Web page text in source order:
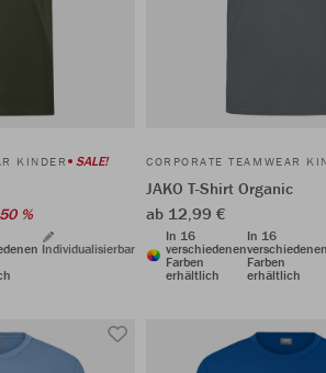
KINDER SALE!
50 %
Individualisierbar
CORPORATE TEAMWEAR
JAKO T-Shirt Organic
ab 12,99 €
In 16
verschiedenen
Farben
erhältlich
In 16
Farben
erhältlich